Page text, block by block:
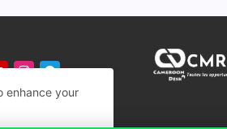
enhance your